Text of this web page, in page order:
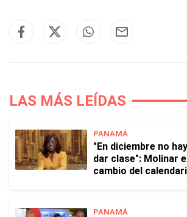
LAS MÁS LEÍDAS
PANAMÁ
"En diciembre no
dar clase": Molinar
cambio del
PANAMÁ